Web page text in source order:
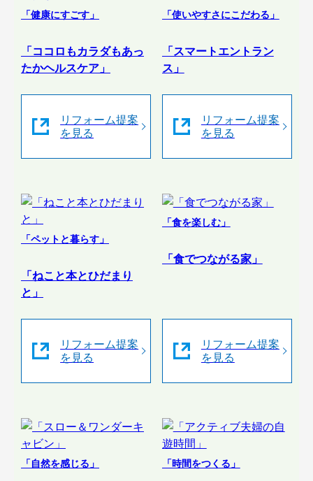
「健康にすごす」
「ココロもカラダもあっ
たかヘルスケア」
リフォーム提案
を見る
「使いやすさにこだわる」
「スマートエントラン
ス」
リフォーム提案
を見る
「ペットと暮らす」
「ねこと本とひだまり
と」
リフォーム提案
を見る
「食を楽しむ」
「食でつながる家」
リフォーム提案
を見る
「自然を感じる」 「時間をつくる」